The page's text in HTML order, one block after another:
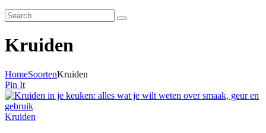
Kruiden
HomeSoortenKruiden
Pin It
Kruiden